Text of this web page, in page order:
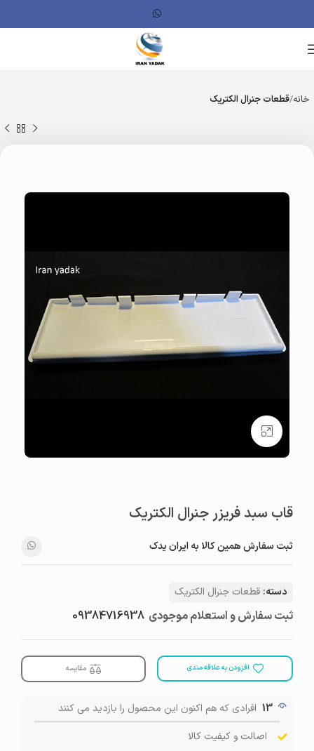
خانه قطعات جنرال الکتریک
بزرگنمایی تصویر
قاب سبد فریزر جنرال الکتریک
ثبت سفارش همین کالا به ایران یدک
دسته: قطعات جنرال الکتریک
ثبت سفارش و استعلام موجودی 09384716938
افزودن به علاقه مندی مقایسه
13 افرادی که هم اکنون این محصول را بازدید می کنند
اصالت و کیفیت کالا